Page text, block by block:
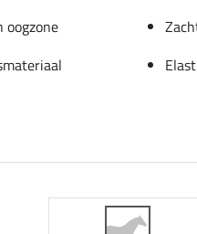
oogzone